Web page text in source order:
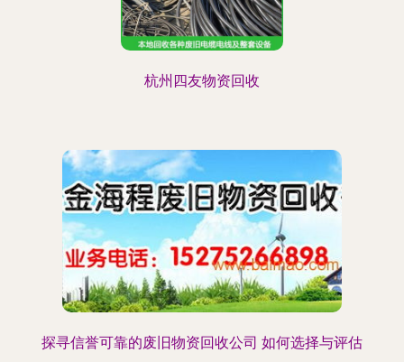
杭州四友物资回收
探寻信誉可靠的废旧物资回收公司 如何选择与评估